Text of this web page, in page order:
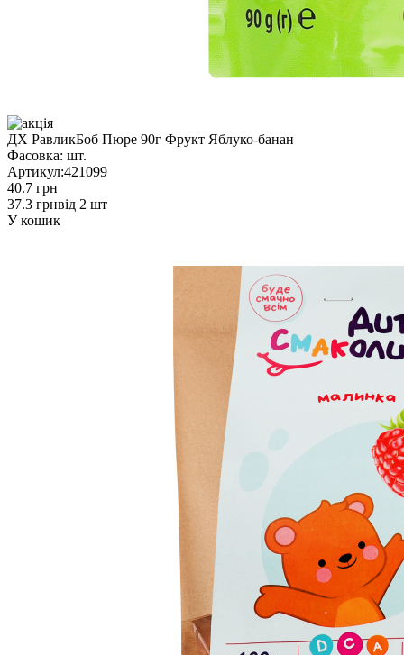
ДХ РавликБоб Пюре 90г Фрукт Яблуко-банан
Фасовка: шт.
Артикул:421099
40.7 грн
37.3 грнвід 2 шт
У кошик